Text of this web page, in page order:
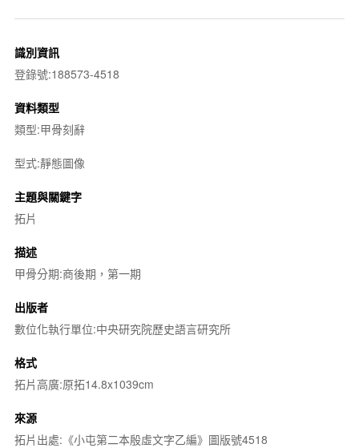
識別資訊
登錄號:188573-4518
資料類型
類型:甲骨刻辭
型式:靜態圖像
主題與關鍵字
拓片
描述
甲骨分期:商後期，第一期
出版者
數位化執行單位:中央研究院歷史語言研究所
格式
拓片高廣:原拓14.8x1039cm
來源
拓片出處:《小屯第二本殷虛文字乙編》圖版號4518